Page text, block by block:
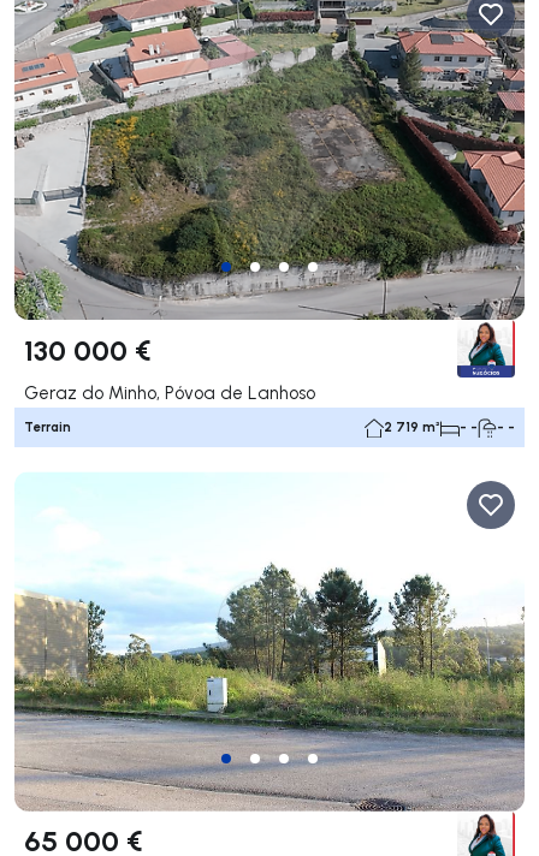
130 000 €
Geraz do Minho, Póvoa de Lanhoso
Terrain 2 719 m² - - - -
65 000 €